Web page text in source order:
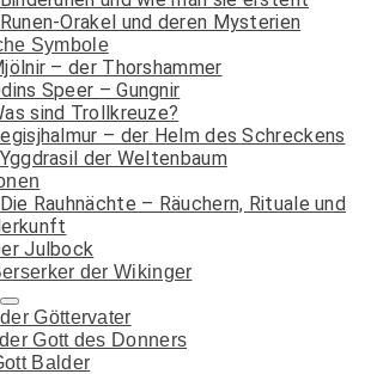
Runen-Orakel und deren Mysterien
Symbole
– der Thorshammer
Speer – Gungnir
sind Trollkreuze?
– der Helm des Schreckens
Yggdrasil der Weltenbaum
Die Rauhnächte – Räuchern, Rituale und
Julbock
der Wikinger
Göttervater
Gott des Donners
Balder